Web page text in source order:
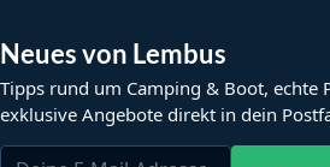
Neues von Lembus
Tipps rund um Camping & Boot, echte
exklusive Angebote direkt in dein